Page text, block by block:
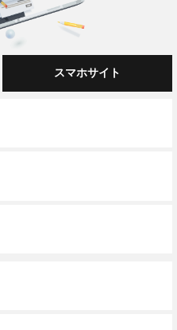
スマホサイト